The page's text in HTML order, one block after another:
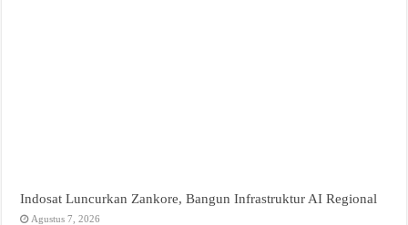
Indosat Luncurkan Zankore, Bangun Infrastruktur AI Regional
Agustus 7, 2026